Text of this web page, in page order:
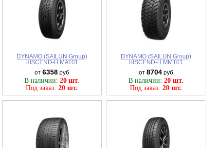
DYNAMO (SAILUN Group)
HISCEND-H MAT01
от6358 руб
В наличии:20 шт.
Под заказ:20 шт.
DYNAMO (SAILUN Group)
HISCEND-H MMT01
от 8704руб
В наличии: 20 шт.
Под заказ: 20 шт.